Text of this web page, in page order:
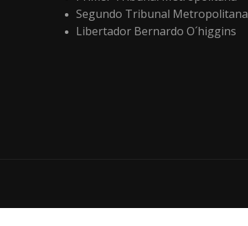
Segundo Tribunal Metropolitana
Libertador Bernardo O´higgins